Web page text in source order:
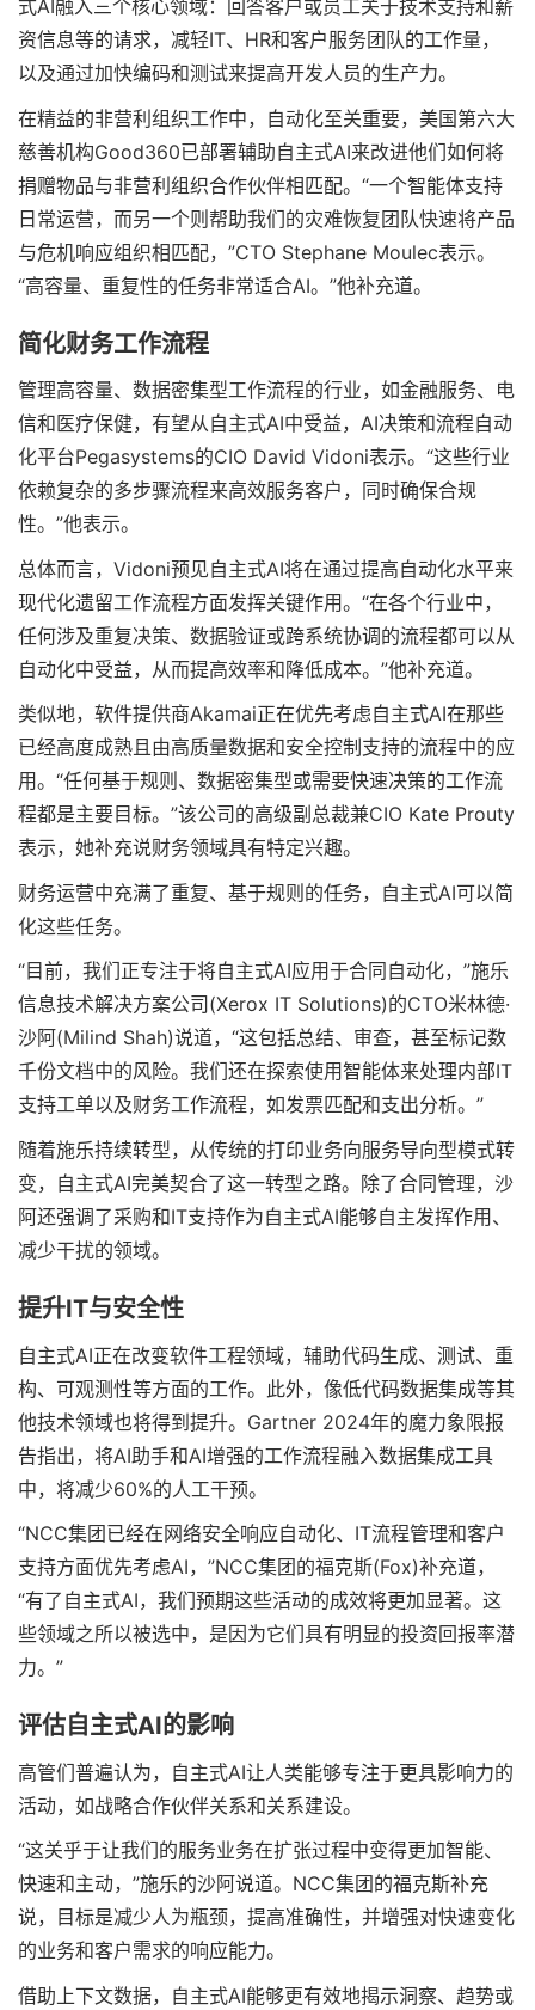
式AI融入三个核心领域：回答客户或员工关于技术支持和薪
资信息等的请求，减轻IT、HR和客户服务团队的工作量，
以及通过加快编码和测试来提高开发人员的生产力。
在精益的非营利组织工作中，自动化至关重要，美国第六大
慈善机构Good360已部署辅助自主式AI来改进他们如何将
捐赠物品与非营利组织合作伙伴相匹配。“一个智能体支持
日常运营，而另一个则帮助我们的灾难恢复团队快速将产品
与危机响应组织相匹配，”CTO Stephane Moulec表示。
“高容量、重复性的任务非常适合AI。”他补充道。
简化财务工作流程
管理高容量、数据密集型工作流程的行业，如金融服务、电
信和医疗保健，有望从自主式AI中受益，AI决策和流程自动
化平台Pegasystems的CIO David Vidoni表示。“这些行业
依赖复杂的多步骤流程来高效服务客户，同时确保合规
性。”他表示。
总体而言，Vidoni预见自主式AI将在通过提高自动化水平来
现代化遗留工作流程方面发挥关键作用。“在各个行业中，
任何涉及重复决策、数据验证或跨系统协调的流程都可以从
自动化中受益，从而提高效率和降低成本。”他补充道。
类似地，软件提供商Akamai正在优先考虑自主式AI在那些
已经高度成熟且由高质量数据和安全控制支持的流程中的应
用。“任何基于规则、数据密集型或需要快速决策的工作流
程都是主要目标。”该公司的高级副总裁兼CIO Kate Prouty
表示，她补充说财务领域具有特定兴趣。
财务运营中充满了重复、基于规则的任务，自主式AI可以简
化这些任务。
“目前，我们正专注于将自主式AI应用于合同自动化，”施乐
信息技术解决方案公司(Xerox IT Solutions)的CTO米林德·
沙阿(Milind Shah)说道，“这包括总结、审查，甚至标记数
千份文档中的风险。我们还在探索使用智能体来处理内部IT
支持工单以及财务工作流程，如发票匹配和支出分析。”
随着施乐持续转型，从传统的打印业务向服务导向型模式转
变，自主式AI完美契合了这一转型之路。除了合同管理，沙
阿还强调了采购和IT支持作为自主式AI能够自主发挥作用、
减少干扰的领域。
提升IT与安全性
自主式AI正在改变软件工程领域，辅助代码生成、测试、重
构、可观测性等方面的工作。此外，像低代码数据集成等其
他技术领域也将得到提升。Gartner 2024年的魔力象限报
告指出，将AI助手和AI增强的工作流程融入数据集成工具
中，将减少60%的人工干预。
“NCC集团已经在网络安全响应自动化、IT流程管理和客户
支持方面优先考虑AI，”NCC集团的福克斯(Fox)补充道，
“有了自主式AI，我们预期这些活动的成效将更加显著。这
些领域之所以被选中，是因为它们具有明显的投资回报率潜
力。”
评估自主式AI的影响
高管们普遍认为，自主式AI让人类能够专注于更具影响力的
活动，如战略合作伙伴关系和关系建设。
“这关乎于让我们的服务业务在扩张过程中变得更加智能、
快速和主动，”施乐的沙阿说道。NCC集团的福克斯补充
说，目标是减少人为瓶颈，提高准确性，并增强对快速变化
的业务和客户需求的响应能力。
借助上下文数据，自主式AI能够更有效地揭示洞察、趋势或